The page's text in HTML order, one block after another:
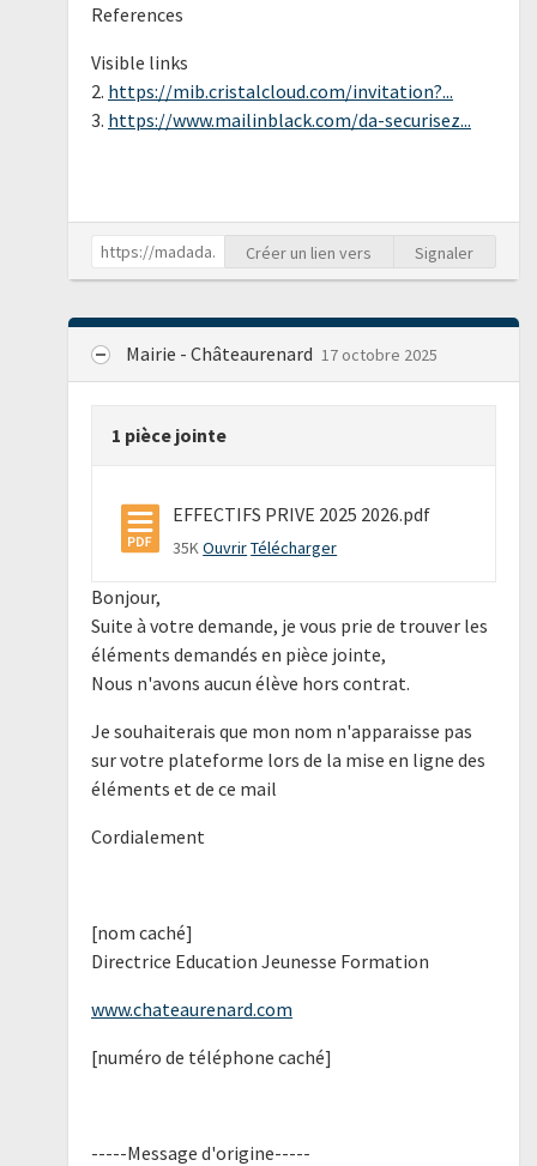
References
Visible links
2. https://mib.cristalcloud.com/invitation?...
3. https://www.mailinblack.com/da-securisez...
Créer un lien vers Signaler
Mairie - Châteaurenard 17 octobre 2025
1 pièce jointe
EFFECTIFS PRIVE 2025 2026.pdf
35KOuvrirTélécharger
Bonjour,
Suite à votre demande, je vous prie de trouver les
éléments demandés en pièce jointe,
Nous n'avons aucun élève hors contrat.
Je souhaiterais que mon nom n'apparaisse pas
sur votre plateforme lors de la mise en ligne des
éléments et de ce mail
Cordialement
[nom caché]
Directrice Education Jeunesse Formation
www.chateaurenard.com
[numéro de téléphone caché]
-----Message d'origine-----